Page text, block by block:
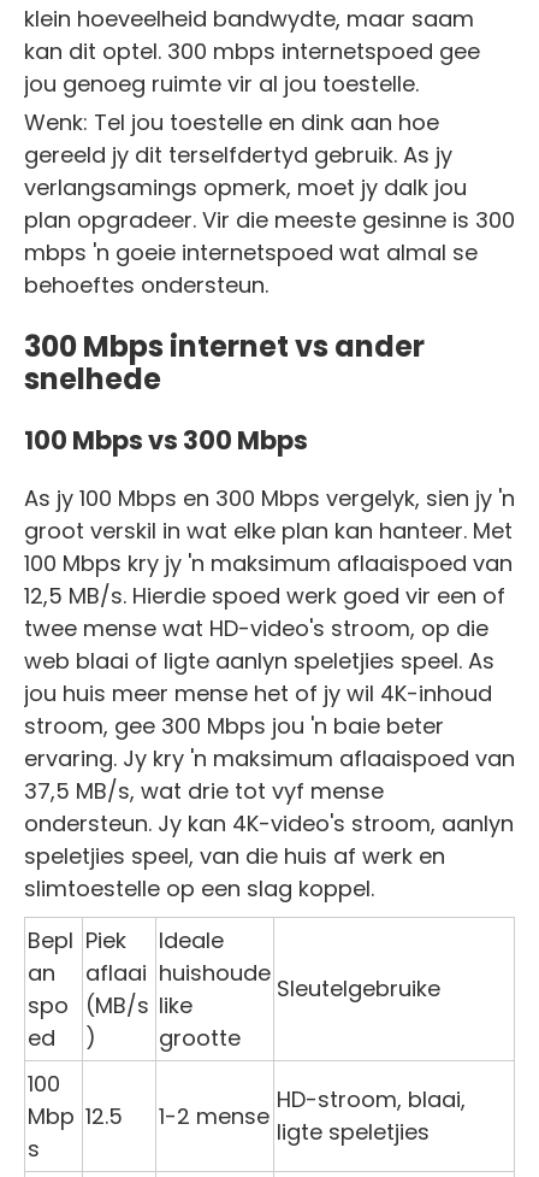
klein hoeveelheid bandwydte, maar saam
kan dit optel. 300 mbps internetspoed gee
jou genoeg ruimte vir al jou toestelle.
Wenk: Tel jou toestelle en dink aan hoe
gereeld jy dit terselfdertyd gebruik. As jy
verlangsamings opmerk, moet jy dalk jou
plan opgradeer. Vir die meeste gesinne is 300
mbps 'n goeie internetspoed wat almal se
behoeftes ondersteun.
300 Mbps internet vs ander
snelhede
100 Mbps vs 300 Mbps
As jy 100 Mbps en 300 Mbps vergelyk, sien jy 'n
groot verskil in wat elke plan kan hanteer. Met
100 Mbps kry jy 'n maksimum aflaaispoed van
12,5 MB/s. Hierdie spoed werk goed vir een of
twee mense wat HD-video's stroom, op die
web blaai of ligte aanlyn speletjies speel. As
jou huis meer mense het of jy wil 4K-inhoud
stroom, gee 300 Mbps jou 'n baie beter
ervaring. Jy kry 'n maksimum aflaaispoed van
37,5 MB/s, wat drie tot vyf mense
ondersteun. Jy kan 4K-video's stroom, aanlyn
speletjies speel, van die huis af werk en
slimtoestelle op een slag koppel.
Bepl
an
spo
ed
Piek
aflaai
(MB/s
)
Ideale
huishoude
like
grootte
Sleutelgebruike
100
Mbp
s
12.5 1-2 mense
HD-stroom, blaai,
ligte speletjies